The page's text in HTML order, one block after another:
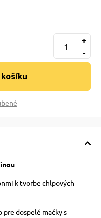
-
+
k tvorbe chlpových
dospelé mačky s